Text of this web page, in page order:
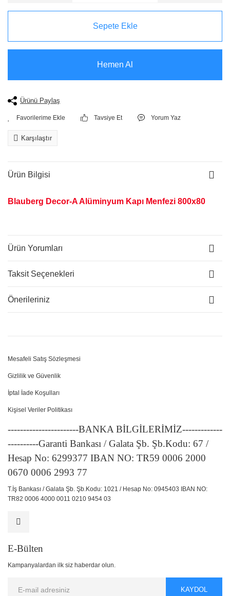
Sepete Ekle
Hemen Al
Ürünü Paylaş
Tavsiye Et Yorum Yaz
Karşılaştır
Ürün Bilgisi
Blauberg Decor-A Alüminyum Kapı Menfezi 800x80
Ürün Yorumları
Taksit Seçenekleri
Önerileriniz
Mesafeli Satış Sözleşmesi
Gizlilik ve Güvenlik
İptal İade Koşulları
Kişisel Veriler Politikası
-----------------------BANKA BİLGİLERİMİZ-------------
----------Garanti Bankası / Galata Şb. Şb.Kodu: 67 /
Hesap No: 6299377 IBAN NO: TR59 0006 2000
0670 0006 2993 77
T.İş Bankası / Galata Şb. Şb.Kodu: 1021 / Hesap No: 0945403 IBAN NO:
TR82 0006 4000 0011 0210 9454 03
E-Bülten
Kampanyalardan ilk siz haberdar olun.
KAYDOL